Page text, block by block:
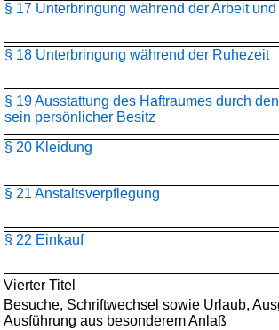
§ 17 Unterbringung während der Arbeit
§ 18 Unterbringung während der Ruhezeit
§ 19 Ausstattung des Haftraumes durch
sein persönlicher Besitz
§ 20 Kleidung
§ 21 Anstaltsverpflegung
§ 22 Einkauf
Vierter Titel
Besuche, Schriftwechsel sowie Urlaub,
Ausführung aus besonderem Anlaß